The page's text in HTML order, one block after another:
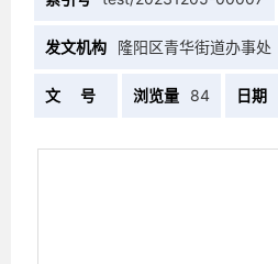
发文机构 隆阳区青华街道办事处
文 号 浏览量 84 日期